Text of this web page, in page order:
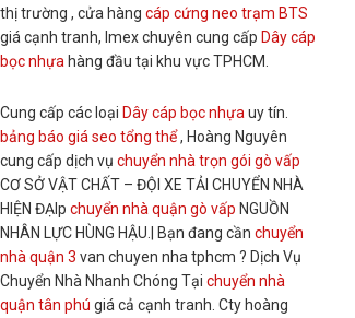
thị trường , cửa hàngcáp cứng neo trạm BTS
giá cạnh tranh, Imex chuyên cung cấp Dây cáp
bọc nhựa hàng đầu tại khu vực TPHCM.
Cung cấp các loạiDây cáp bọc nhựa uy tín.
bảng báo giá seo tổng thể, Hoàng Nguyên
cung cấp dịch vụchuyển nhà trọn gói gò vấp
CƠ SỞ VẬT CHẤT – ĐỘI XE TẢI CHUYỂN NHÀ
HIỆN ĐẠIpchuyển nhà quận gò vấp NGUỒN
NHÂN LỰC HÙNG HẬU.| Bạn đang cầnchuyển
nhà quận 3 van chuyen nha tphcm ? Dịch Vụ
Chuyển Nhà Nhanh Chóng Tạichuyển nhà
quận tân phú giá cả cạnh tranh. Cty hoàng